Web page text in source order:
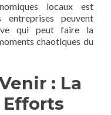
locaux est
entreprises peuvent
qui peut faire la
chaotiques du
: La